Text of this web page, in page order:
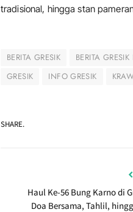
tradisional, hingga stan
BERITA GRESIK BERITA
GRESIK
INFO GRESIK
SHARE.
Haul Ke-56 Bung Karno di
Doa Bersama, Tahlil,